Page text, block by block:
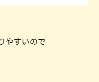
やすいので